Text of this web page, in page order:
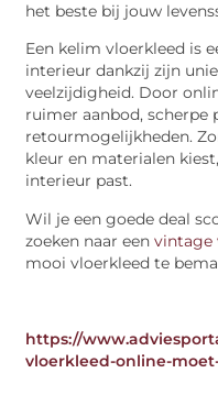
het beste bij jouw
Een kelim vloerkleed is
interieur dankzij zijn
veelzijdigheid. Door
ruimer aanbod, scherpe
retourmogelijkheden.
kleur en materialen
interieur past.
Wil je een goede deal
zoeken naar eenvintage
mooi vloerkleed te
https://
vloerkleed-online-